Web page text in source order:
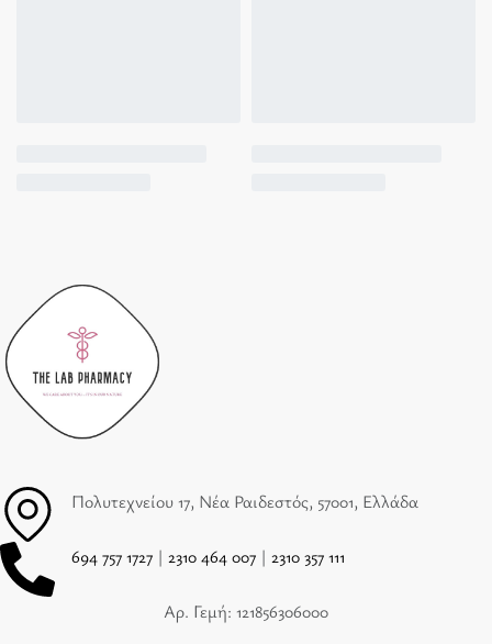
Πολυτεχνείου 17, Νέα Ραιδεστός, 57001, Ελλάδα
694 757 1727 | 2310 464 007 | 2310 357 111
Αρ. Γεμή: 121856306000